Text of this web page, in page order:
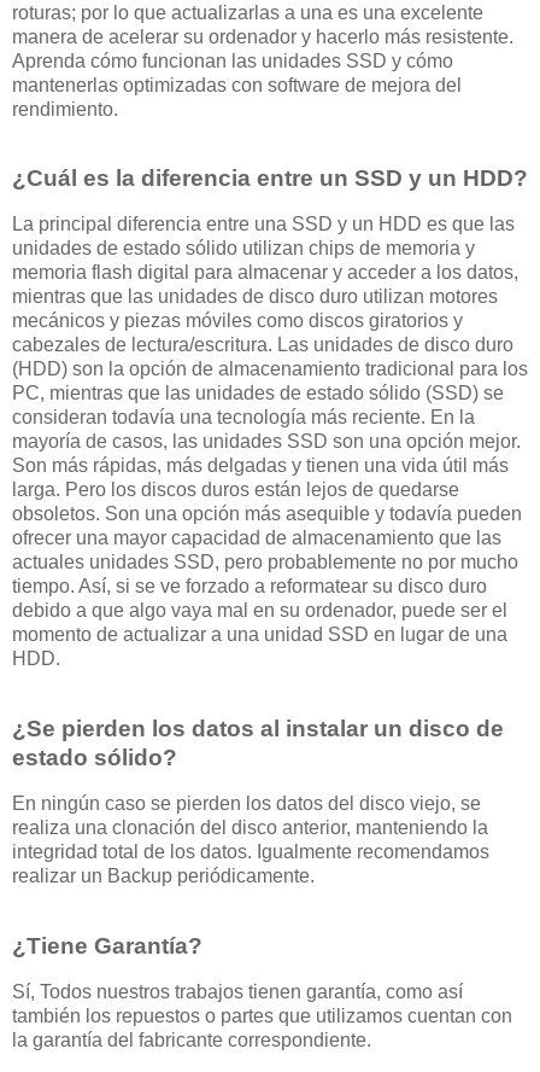
roturas; por lo que actualizarlas a una es una excelente
manera de acelerar su ordenador y hacerlo más resistente.
Aprenda cómo funcionan las unidades SSD y cómo
mantenerlas optimizadas con software de mejora del
rendimiento.
¿Cuál es la diferencia entre un SSD y un HDD?
La principal diferencia entre una SSD y un HDD es que las
unidades de estado sólido utilizan chips de memoria y
memoria flash digital para almacenar y acceder a los datos,
mientras que las unidades de disco duro utilizan motores
mecánicos y piezas móviles como discos giratorios y
cabezales de lectura/escritura. Las unidades de disco duro
(HDD) son la opción de almacenamiento tradicional para los
PC, mientras que las unidades de estado sólido (SSD) se
consideran todavía una tecnología más reciente. En la
mayoría de casos, las unidades SSD son una opción mejor.
Son más rápidas, más delgadas y tienen una vida útil más
larga. Pero los discos duros están lejos de quedarse
obsoletos. Son una opción más asequible y todavía pueden
ofrecer una mayor capacidad de almacenamiento que las
actuales unidades SSD, pero probablemente no por mucho
tiempo. Así, si se ve forzado a reformatear su disco duro
debido a que algo vaya mal en su ordenador, puede ser el
momento de actualizar a una unidad SSD en lugar de una
HDD.
¿Se pierden los datos al instalar un disco de
estado sólido?
En ningún caso se pierden los datos del disco viejo, se
realiza una clonación del disco anterior, manteniendo la
integridad total de los datos. Igualmente recomendamos
realizar un Backup periódicamente.
¿Tiene Garantía?
Sí, Todos nuestros trabajos tienen garantía, como así
también los repuestos o partes que utilizamos cuentan con
la garantía del fabricante correspondiente.